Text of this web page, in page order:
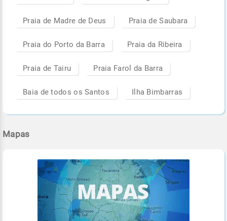
Praia de Madre de Deus Praia de Saubara
Praia do Porto da Barra Praia da Ribeira
Praia de Tairu Praia Farol da Barra
Baia de todos os Santos Ilha Bimbarras
Mapas